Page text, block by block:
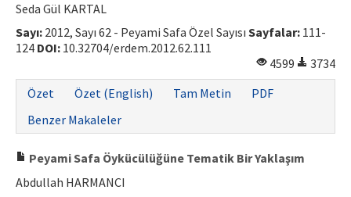
Seda Gül KARTAL
Sayı: 2012, Sayı 62 - Peyami Safa Özel Sayısı Sayfalar: 111-
124 DOI: 10.32704/erdem.2012.62.111
4599
3734
Özet
Özet (English) Tam Metin
PDF
Benzer Makaleler
Peyami Safa Öykücülüğüne Tematik Bir Yaklaşım
Abdullah HARMANCI